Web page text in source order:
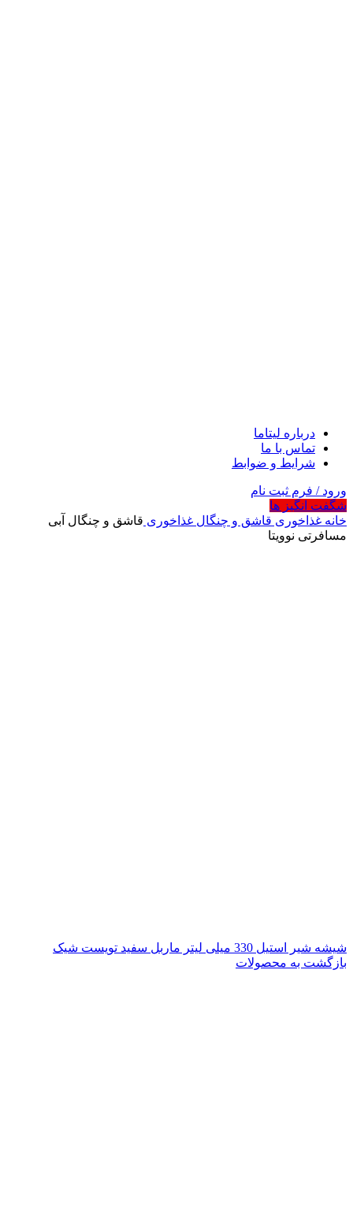
درباره لیتاما
تماس با ما
شرایط و ضوابط
ورود / فرم ثبت نام
شگفت انگیز ها
خانه غذاخوری قاشق و چنگال غذاخوری قاشق و چنگال آبی
مسافرتی نوویتا
شیشه شیر استیل 330 میلی لیتر ماربل سفید تویست شیک
بازگشت به محصولات